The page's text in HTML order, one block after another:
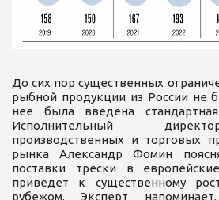
До сих пор существенных
рыбной продукции из России не
нее была введена
Исполнительный
производственных и торговых
рынка Александр Фомин
поставки трески в
приведет к существенному
рубежом. Эксперт